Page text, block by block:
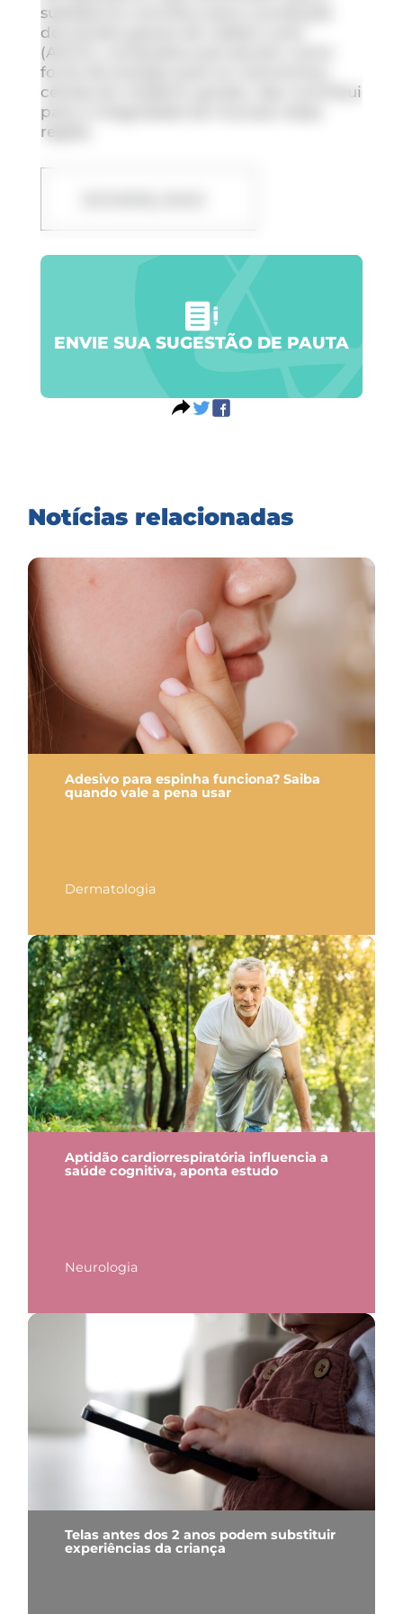
substância contribui para a produção
dos ácidos graxos de cadeia curta
(AGCC), compostos que servem como
fonte de energia para os colonócitos,
células do intestino grosso. Isso contribui
para a integridade da mucosa nessa
região.
ENVIE SUA SUGESTÃO DE PAUTA
Notícias relacionadas
Adesivo para espinha funciona? Saiba
quando vale a pena usar
Dermatologia
Aptidão cardiorrespiratória influencia a
saúde cognitiva, aponta estudo
Neurologia
Telas antes dos 2 anos podem substituir
experiências da criança